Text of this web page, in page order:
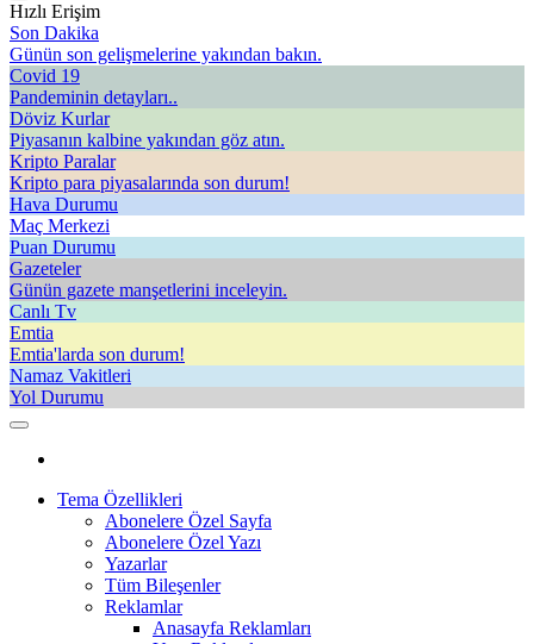
Hızlı Erişim
Son Dakika
Günün son gelişmelerine yakından bakın.
Covid 19
Pandeminin detayları..
Döviz Kurlar
Piyasanın kalbine yakından göz atın.
Kripto Paralar
Kripto para piyasalarında son durum!
Hava Durumu
Maç Merkezi
Puan Durumu
Gazeteler
Günün gazete manşetlerini inceleyin.
Canlı Tv
Emtia
Emtia'larda son durum!
Namaz Vakitleri
Yol Durumu
Tema Özellikleri
Abonelere Özel Sayfa
Abonelere Özel Yazı
Yazarlar
Tüm Bileşenler
Reklamlar
Anasayfa Reklamları